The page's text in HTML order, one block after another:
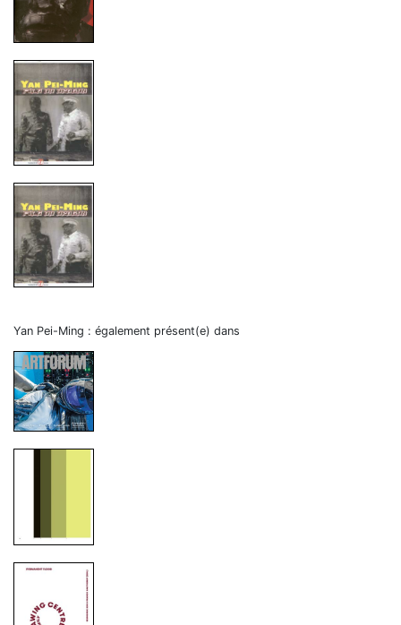
Yan Pei-Ming : également présent(e) dans